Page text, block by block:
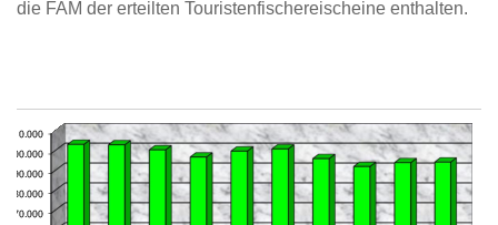
die FAM der erteilten Touristenfischereischeine enthalten.